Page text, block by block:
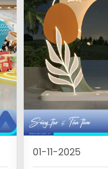
01-11-2025